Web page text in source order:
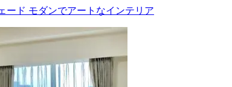
ード モダンでアートなインテリア